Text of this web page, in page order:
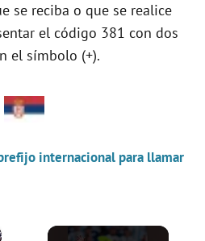
se reciba o que se realice
el código 381 con dos
el símbolo (+).
internacional para llamar